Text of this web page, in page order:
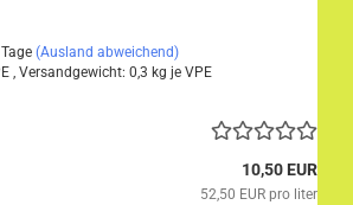
(Ausland abweichend)
, Versandgewicht: 0,3 kg je VPE
10,50 EUR
52,50 EUR pro liter